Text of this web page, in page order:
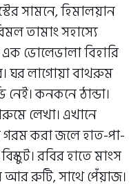
সামনে, হিমালয়ান
তামাং সহাস্যে
ভোলেভালা বিহারি
ঘর লাগোয়া বাথরুম
কনকনে ঠান্ডা।
লেখা। এখানে
করা জলে হাত-পা-
রবির হাতে মাংস
আর রুটি, সাথে পেঁয়াজ।